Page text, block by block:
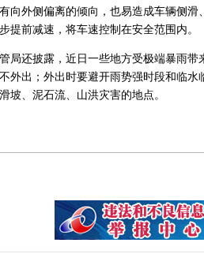
向外侧偏离的倾向，也易造成车辆侧
提前减速，将车速控制在安全范围内。
局还披露，近日一些地方受极端暴雨
外出；外出时要避开雨势强时段和临
坡、泥石流、山洪灾害的地点。